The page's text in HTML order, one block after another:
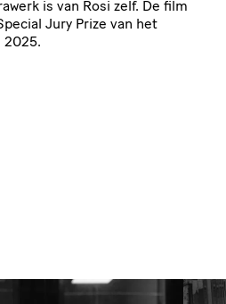
is van Rosi zelf. De film
Jury Prize van het
2025.